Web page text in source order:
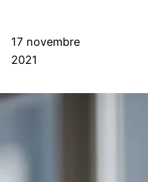
17 novembre
2021